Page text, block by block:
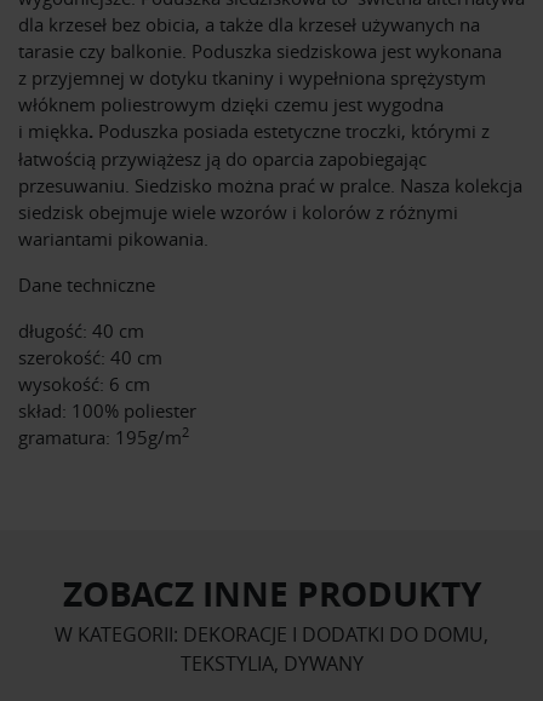
dla krzeseł bez obicia, a także dla krzeseł używanych na
tarasie czy balkonie. Poduszka siedziskowa jest wykonana
z przyjemnej w dotyku tkaniny i wypełniona sprężystym
włóknem poliestrowym dzięki czemu jest wygodna
i miękka. Poduszka posiada estetyczne troczki, którymi z
łatwością przywiążesz ją do oparcia zapobiegając
przesuwaniu. Siedzisko można prać w pralce. Nasza kolekcja
siedzisk obejmuje wiele wzorów i kolorów z różnymi
wariantami pikowania.
Dane techniczne
długość: 40 cm
szerokość: 40 cm
wysokość: 6 cm
skład: 100% poliester
gramatura: 195g/m2
ZOBACZ INNE PRODUKTY
W KATEGORII: DEKORACJE I DODATKI DO DOMU,
TEKSTYLIA, DYWANY